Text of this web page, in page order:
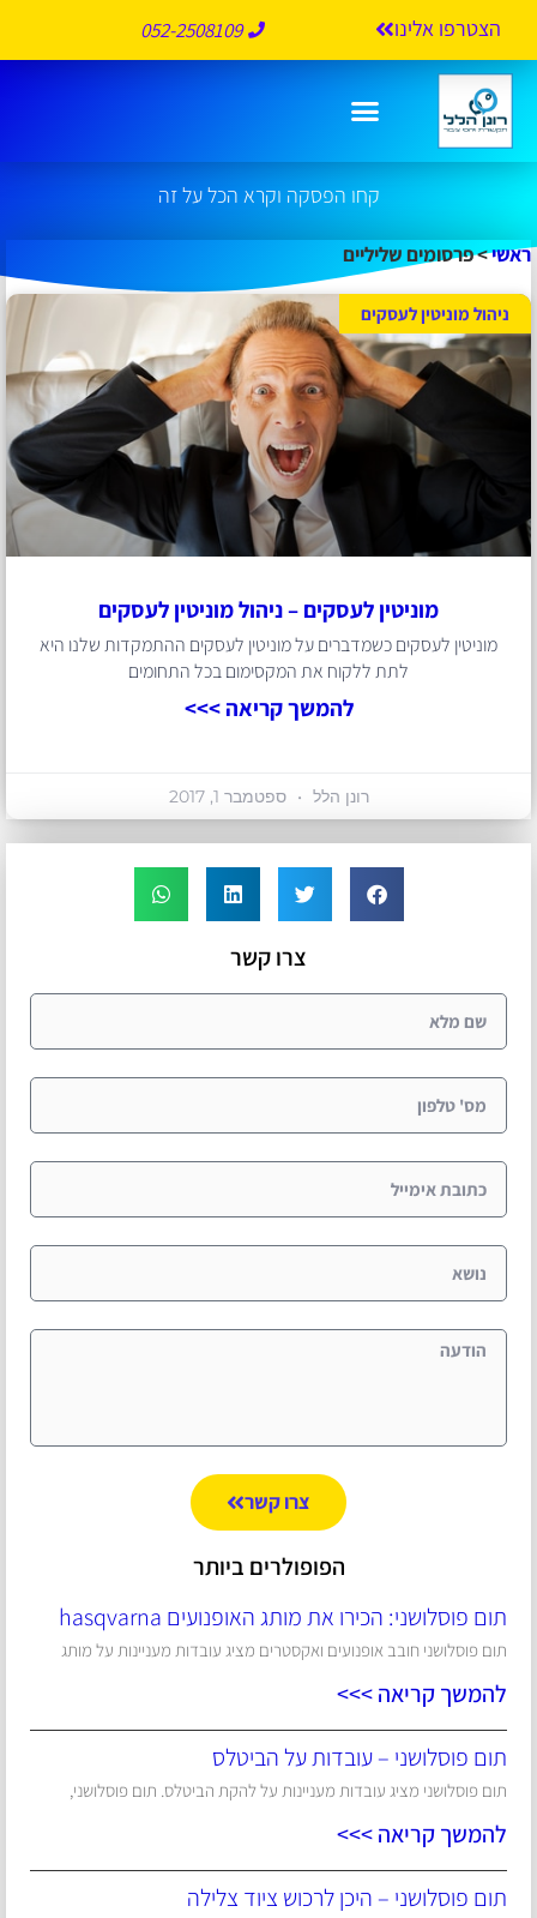
הצטרפו אלינו 052-2508109
קחו הפסקה וקרא הכל על זה
ראשי>פרסומים שליליים
ניהול מוניטין לעסקים
מוניטין לעסקים – ניהול מוניטין לעסקים
מוניטין לעסקים כשמדברים על מוניטין לעסקים ההתמקדות שלנו היא
לתת ללקוח את המקסימום בכל התחומים
להמשך קריאה >>>
רונן הלל ספטמבר 1, 2017
צרו קשר
צרו קשר
הפופולרים ביותר
תום פוסלושני: הכירו את מותג האופנועים hasqvarna
תום פוסלושני חובב אופנועים ואקסטרים מציג עובדות מעניינות על מותג
להמשך קריאה >>>
תום פוסלושני – עובדות על הביטלס
תום פוסלושני מציג עובדות מעניינות על להקת הביטלס. תום פוסלושני,
להמשך קריאה >>>
תום פוסלושני – היכן לרכוש ציוד צלילה